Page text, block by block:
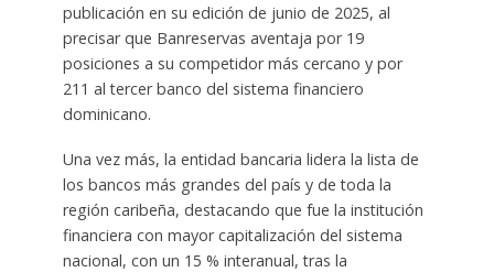
publicación en su edición de junio de 2025, al
precisar que Banreservas aventaja por 19
posiciones a su competidor más cercano y por
211 al tercer banco del sistema financiero
dominicano.
Una vez más, la entidad bancaria lidera la lista de
los bancos más grandes del país y de toda la
región caribeña, destacando que fue la institución
financiera con mayor capitalización del sistema
nacional, con un 15 % interanual, tras la